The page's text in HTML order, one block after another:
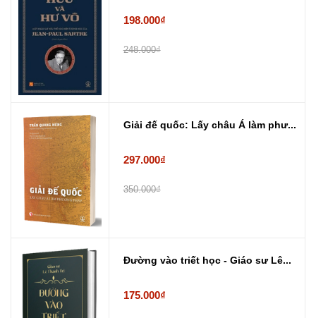
198.000₫
248.000₫
Giải đế quốc: Lấy châu Á làm phư...
297.000₫
350.000₫
Đường vào triết học - Giáo sư Lê...
175.000₫